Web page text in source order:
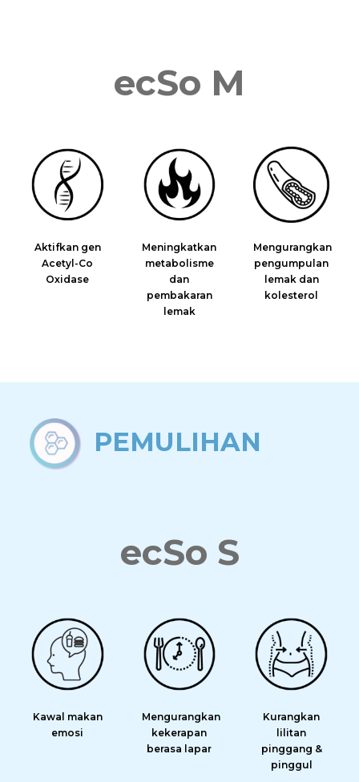
ecSo M
Aktifkan gen
Acetyl-Co
Oxidase
Meningkatkan
metabolisme
dan
pembakaran
lemak
Mengurangkan
pengumpulan
lemak dan
kolesterol
PEMULIHAN
ecSo S
Kawal makan
emosi
Mengurangkan
kekerapan
berasa lapar
Kurangkan
lilitan
pinggang &
pinggul